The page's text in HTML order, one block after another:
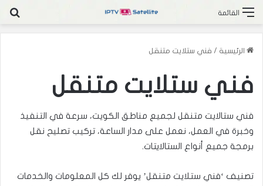
القائمة
الرئيسية / فني ستلايت متنقل
فني ستلايت متنقل
فني ستالايت متنقل لجميع مناطق الكويت، سرعة في التنفيذ
وخبرة في العمل، نعمل على مدار الساعة، تركيب تصليح نقل
برمجة جميع أنواع الستالايتات.
تصنيف ‘فني ستلايت متنقل’ يوفر لك كل المعلومات والخدمات